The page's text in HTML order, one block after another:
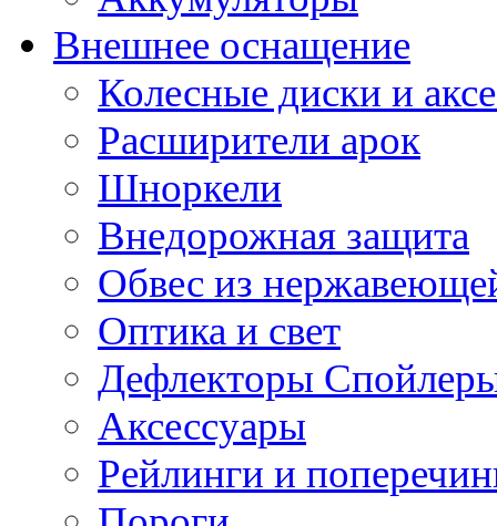
Внешнее оснащение
Колесные диски и
Расширители арок
Шноркели
Внедорожная защита
Обвес из
Оптика и свет
Дефлекторы
Аксессуары
Рейлинги и